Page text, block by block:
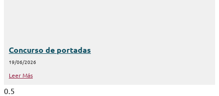
Concurso de portadas
19/06/2026
Leer Más